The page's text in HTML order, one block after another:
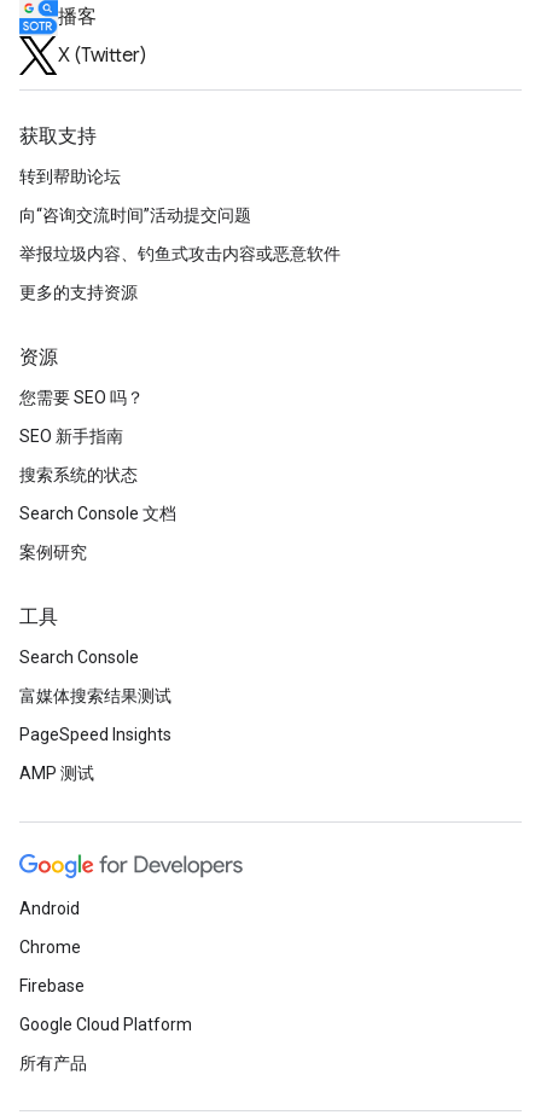
播客
X (Twitter)
获取支持
转到帮助论坛
向“咨询交流时间”活动提交问题
举报垃圾内容、钓鱼式攻击内容或恶意软件
更多的支持资源
资源
您需要 SEO 吗？
SEO 新手指南
搜索系统的状态
Search Console 文档
案例研究
工具
Search Console
富媒体搜索结果测试
PageSpeed Insights
AMP 测试
Android
Chrome
Firebase
Google Cloud Platform
所有产品